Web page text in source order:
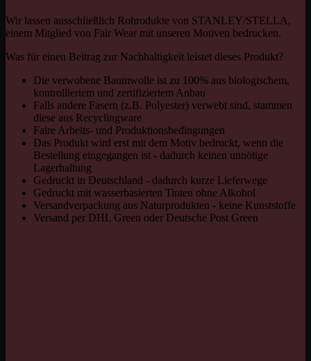
Wir lassen ausschließlich Rohrodukte von STANLEY/STELLA,
einem Mitglied von Fair Wear mit unseren Motiven bedrucken.
Was für einen Beitrag zur Nachhaltigkeit leistet dieses Produkt?
Die verwobene Baumwolle ist zu 100% aus biologischem,
kontrolliertem und zertifiziertem Anbau
Falls andere Fasern (z.B. Polyester) verwebt sind, stammen
diese aus Recyclingware
Faire Arbeits- und Produktionsbedingungen
Das Produkt wird erst mit dem Motiv bedruckt, wenn die
Bestellung eingegangen ist - dadurch keinen unnötige
Lagerhaltung
Gedruckt in Deutschland - dadurch kurze Lieferwege
Gedruckt mit wasserbasierten Tinten ohne Alkohol
Versandverpackung aus Naturprodukten - keine Kunststoffe
Versand per DHL Green oder Deutsche Post Green